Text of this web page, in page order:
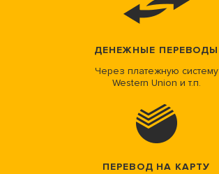
ДЕНЕЖНЫЕ ПЕРЕВОДЫ
Через платежную систему
Western Union и т.п.
ПЕРЕВОД НА КАРТУ